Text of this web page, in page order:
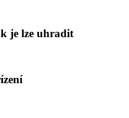
je lze uhradit